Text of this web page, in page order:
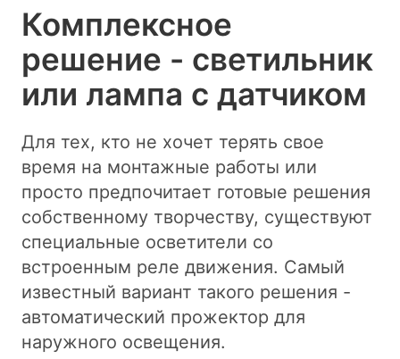
Комплексное
решение - светильник
или лампа с датчиком
Для тех, кто не хочет терять свое
время на монтажные работы или
просто предпочитает готовые решения
собственному творчеству, существуют
специальные осветители со
встроенным реле движения. Самый
известный вариант такого решения -
автоматический прожектор для
наружного освещения.